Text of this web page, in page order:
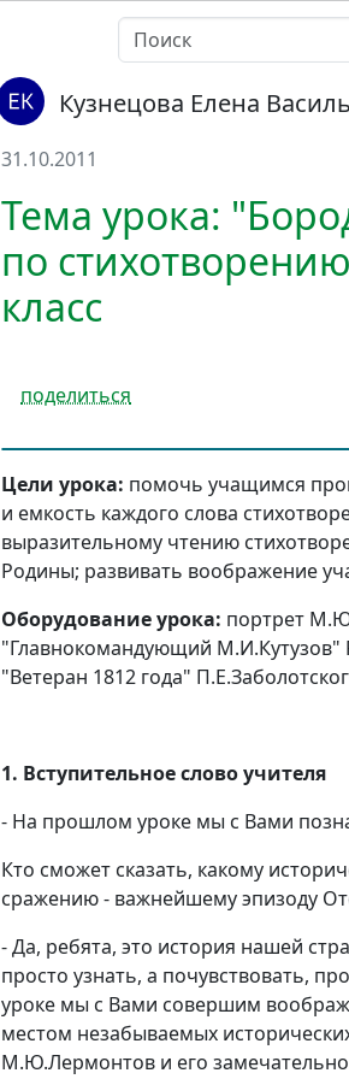
Кузнецова Елена
31.10.2011
Тема урока:
по
класс
поделиться
Цели урока: помочь учащимся
и емкость каждого слова
выразительному чтению
Родины; развивать воображение
Оборудование урока: портрет
"Главнокомандующий М.И.Кутузов"
"Ветеран 1812 года"
1. Вступительное слово учителя
- На прошлом уроке мы с Вами
Кто сможет сказать, какому
сражению - важнейшему эпизоду
- Да, ребята, это история нашей
просто узнать, а почувствовать,
уроке мы с Вами совершим
местом незабываемых
М.Ю.Лермонтов и его